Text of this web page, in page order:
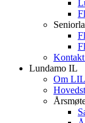
Kontakt
Lundamo IL
Om LIL